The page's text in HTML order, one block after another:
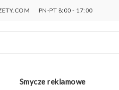
PN-PT 8:00 - 17:00
Smycze reklamowe